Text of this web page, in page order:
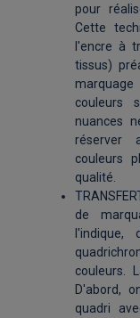
pour
Cette
l'encre à
tissus)
couleurs
nuances
réserver
couleurs
qualité.
de
l'indique,
couleurs.
D'abord,
quadri